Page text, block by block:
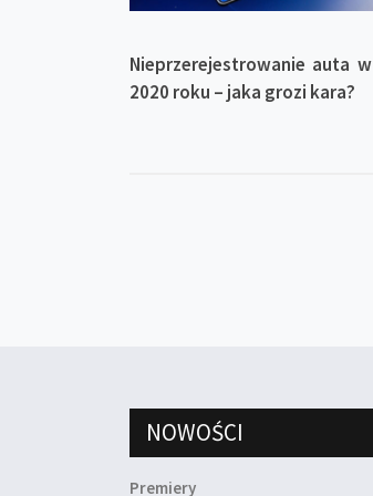
Nieprzerejestrowanie auta w
2020 roku – jaka grozi kara?
NOWOŚCI
Premiery